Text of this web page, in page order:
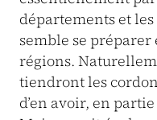
départements et les
semble se préparer
régions.
tiendront les
d’en avoir, en